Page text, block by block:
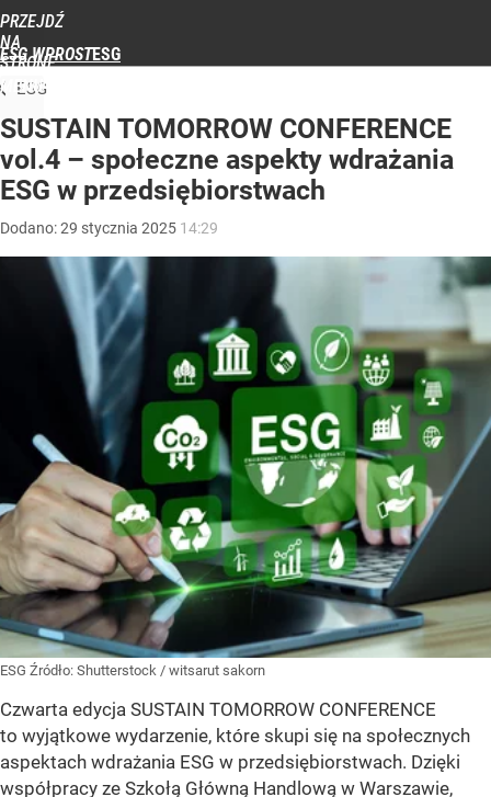
PRZEJDŹ
NA
STRONĘ
GŁÓWNĄ
ESG WPROST
MENU
ESG
SUSTAIN TOMORROW CONFERENCE
vol.4 – społeczne aspekty wdrażania
ESG w przedsiębiorstwach
Dodano:29 stycznia 2025 14:29
ESG Źródło: Shutterstock / witsarut sakorn
Czwarta edycja SUSTAIN TOMORROW CONFERENCE
to wyjątkowe wydarzenie, które skupi się na społecznych
aspektach wdrażania ESG w przedsiębiorstwach. Dzięki
współpracy ze Szkołą Główną Handlową w Warszawie,